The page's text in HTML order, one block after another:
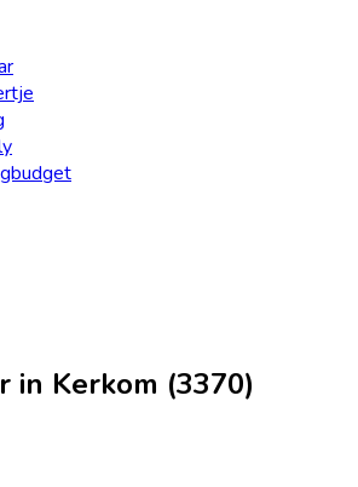
in Kerkom (3370)